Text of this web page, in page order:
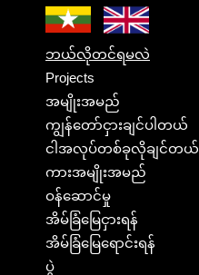
ဘယ်လိုတင်ရမလဲ
Projects
အမျိုးအမည်
ကျွန်တော်ငှားချင်ပါတယ်
ငါအလုပ်တစ်ခုလိုချင်တယ်
ကားအမျိုးအမည်
ဝန်ဆောင်မှု
အိမ်ခြံမြေငှားရန်
အိမ်ခြံမြေရောင်းရန်
ပွဲ